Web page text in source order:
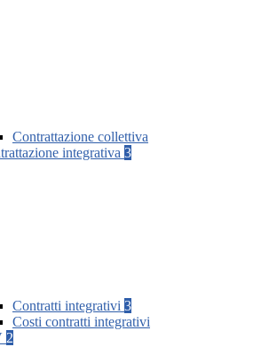
Contrattazione collettiva
integrativa 3
Contratti integrativi 3
Costi contratti integrativi
2